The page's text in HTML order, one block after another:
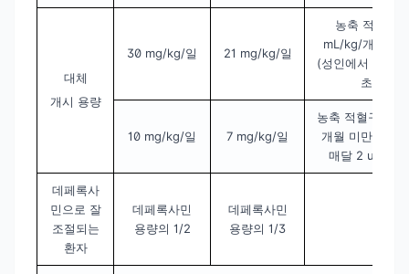
대체
개시 용량
30 mg/kg/일 21 mg/kg/일
농축 적혈구
mL/kg/개월을
(성인에서 매달
초과)
10 mg/kg/일 7 mg/kg/일
농축 적혈구 7
개월 미만 (성인
매달 2 unit 미
데페록사
민으로 잘
조절되는
환자
데페록사민
용량의 1/2
데페록사민
용량의 1/3